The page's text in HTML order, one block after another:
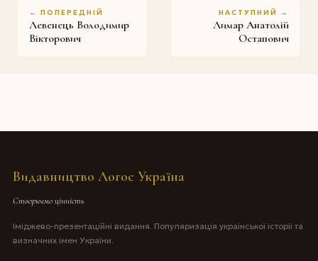
← ПОПЕРЕДНІЙ
Левенець Володимир
Вікторович
НАСТУПНИЙ →
Лимар Анатолій
Остапович
Видавництво Логос Україна
Створюємо цінність
Іміджево-презентаційні видання. Популяризація української історії та
визначних імен України.